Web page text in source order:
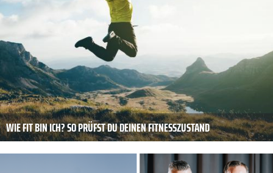
WIE FIT BIN ICH? SO PRÜFST DU DEINEN FITNESSZUSTAND